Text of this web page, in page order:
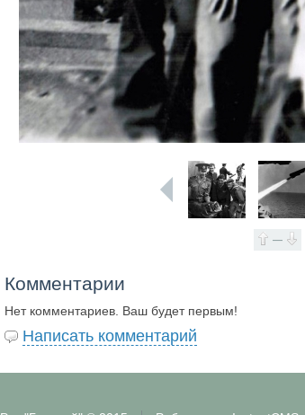
—
Комментарии
Нет комментариев. Ваш будет первым!
Написать комментарий